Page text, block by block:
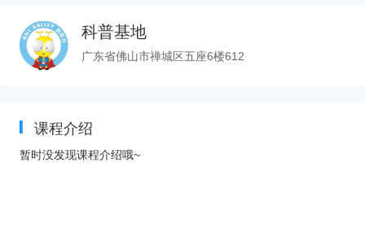
科普基地
广东省佛山市禅城区五座6楼612
课程介绍
暂时没发现课程介绍哦~